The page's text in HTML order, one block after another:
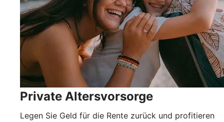
Private Altersvorsorge
Legen Sie Geld für die Rente zurück und profitieren